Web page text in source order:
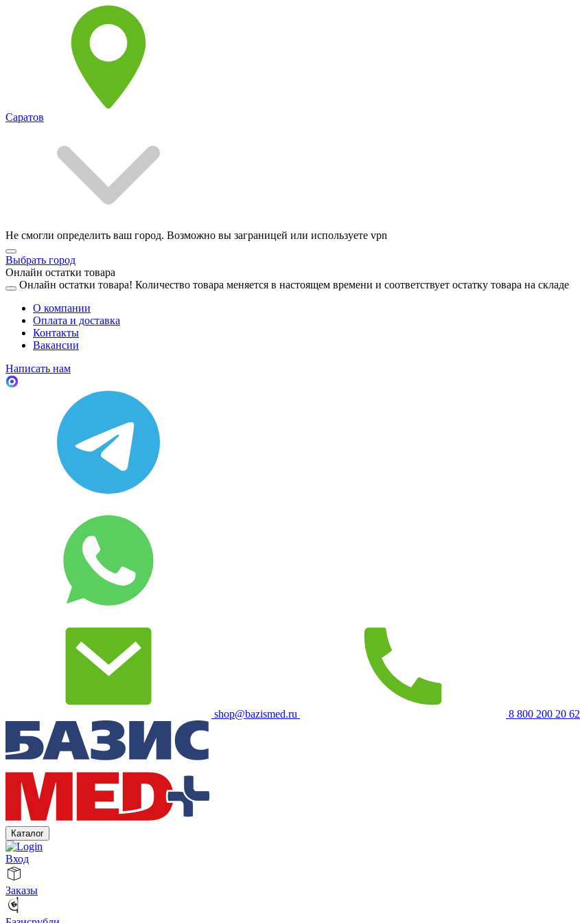
Саратов
Не смогли определить ваш город. Возможно вы заграницей или используете vpn
Выбрать город
Онлайн остатки товара
Онлайн остатки товара! Количество товара меняется в настоящем времени и соответствует остатку товара на складе
О компании
Оплата и доставка
Контакты
Вакансии
Написать нам
shop@bazismed.ru 8 800 200 20 62
Каталог
Вход
Заказы